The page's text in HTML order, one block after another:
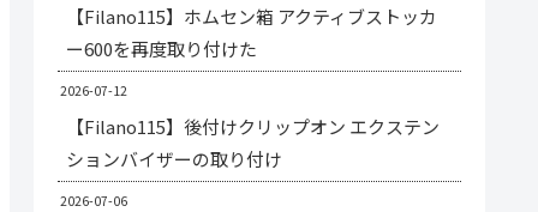
【Filano115】ホムセン箱 アクティブストッカ
ー600を再度取り付けた
2026-07-12
【Filano115】後付けクリップオン エクステン
ションバイザーの取り付け
2026-07-06